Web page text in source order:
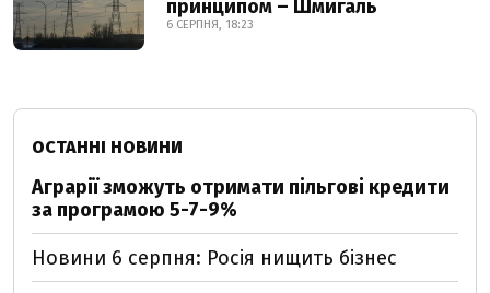
принципом – Шмигаль
6 СЕРПНЯ, 18:23
ОСТАННІ НОВИНИ
Аграрії зможуть отримати пільгові кредити
за програмою 5-7-9%
Новини 6 серпня: Росія нищить бізнес